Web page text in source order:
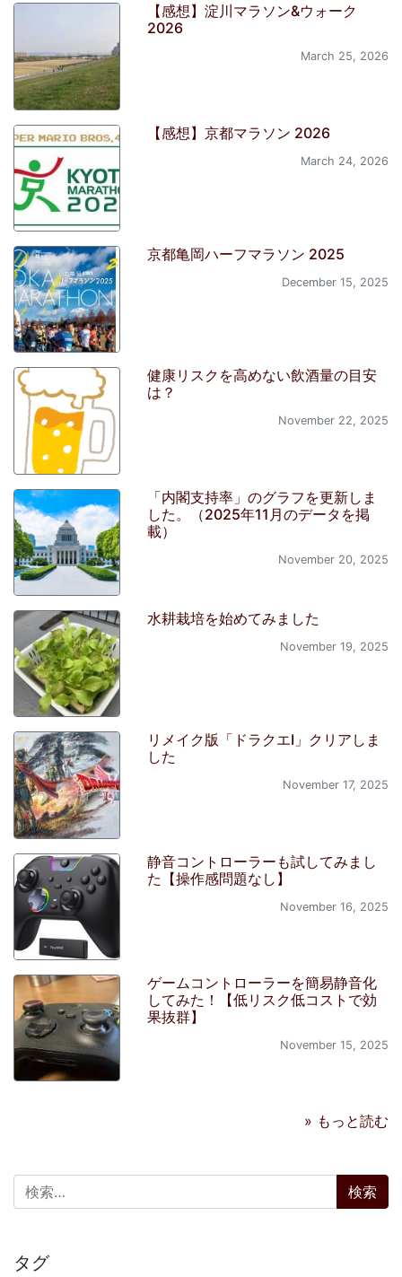
【感想】淀川マラソン&ウォーク
2026
March 25, 2026
【感想】京都マラソン 2026
March 24, 2026
京都亀岡ハーフマラソン 2025
December 15, 2025
健康リスクを高めない飲酒量の目安
は？
November 22, 2025
「内閣支持率」のグラフを更新しま
した。（2025年11月のデータを掲
載）
November 20, 2025
水耕栽培を始めてみました
November 19, 2025
リメイク版「ドラクエI」クリアしま
した
November 17, 2025
静音コントローラーも試してみまし
た【操作感問題なし】
November 16, 2025
ゲームコントローラーを簡易静音化
してみた！【低リスク低コストで効
果抜群】
November 15, 2025
» もっと読む
検索:
タグ